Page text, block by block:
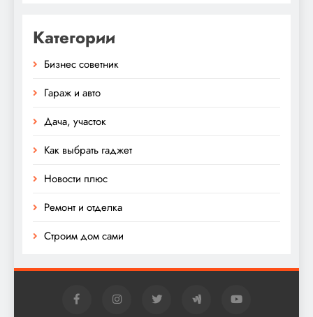
Категории
Бизнес советник
Гараж и авто
Дача, участок
Как выбрать гаджет
Новости плюс
Ремонт и отделка
Строим дом сами